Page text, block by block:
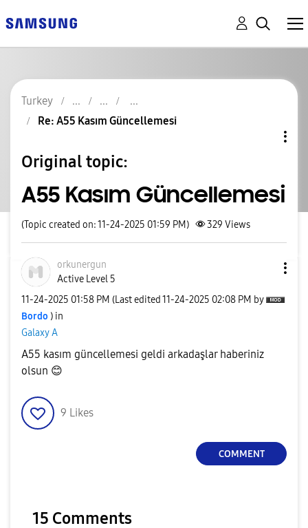
Turkey
Re: A55 Kasım Güncellemesi
Original topic:
A55 Kasım Güncellemesi
(Topic created on: 11-24-2025 01:59 PM) 329 Views
orkunergun
Active Level 5
‎11-24-2025 01:58 PM (Last edited ‎11-24-2025 02:08 PM by
Bordo ) in
Galaxy A
A55 kasım güncellemesi geldi arkadaşlar haberiniz
olsun 😊
9 Likes
COMMENT
15 Comments